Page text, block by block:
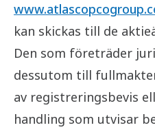
kan skickas till de
Den som företräder
dessutom till
av registreringsbevis
handling som utvisar